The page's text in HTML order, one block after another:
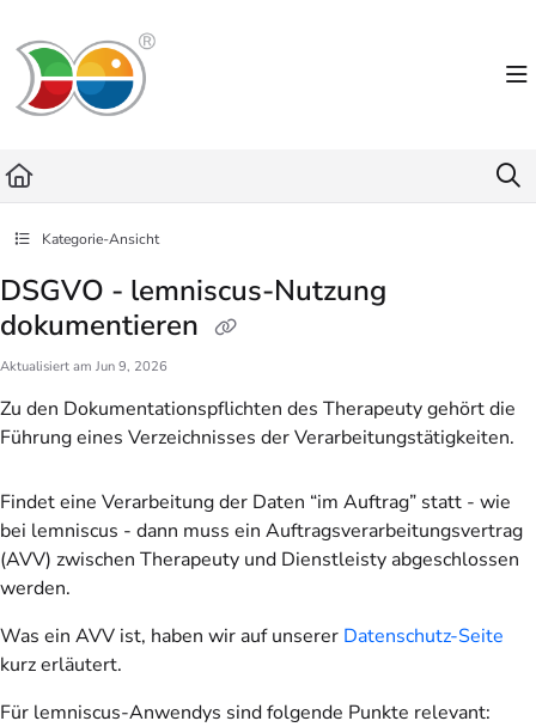
Fetch the complete documentation index at:
Use this file to discover all available pages before exploring further.
Kategorie-Ansicht
DSGVO - lemniscus-Nutzung
dokumentieren
Aktualisiert am Jun 9, 2026
Zu den Dokumentationspflichten des Therapeuty gehört die
Führung eines Verzeichnisses der Verarbeitungstätigkeiten.
Findet eine Verarbeitung der Daten “im Auftrag” statt - wie
bei lemniscus - dann muss ein Auftragsverarbeitungsvertrag
(AVV) zwischen Therapeuty und Dienstleisty abgeschlossen
werden.
Was ein AVV ist, haben wir auf unserer Datenschutz-Seite
kurz erläutert.
Für lemniscus-Anwendys sind folgende Punkte relevant: